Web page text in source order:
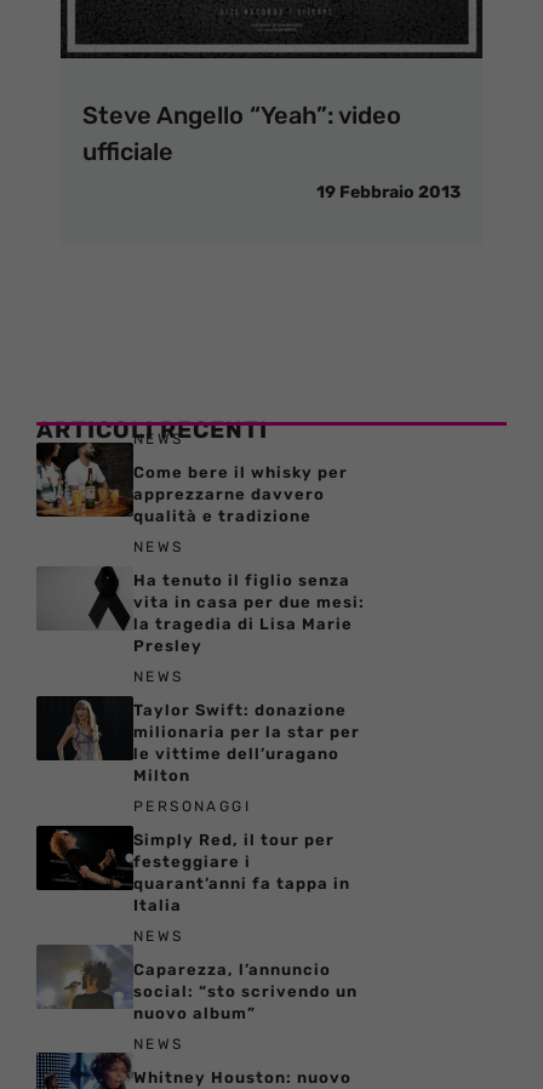
Steve Angello “Yeah”: video
ufficiale
19 Febbraio 2013
ARTICOLI RECENTI
NEWS
Come bere il whisky per
apprezzarne davvero
qualità e tradizione
NEWS
Ha tenuto il figlio senza
vita in casa per due mesi:
la tragedia di Lisa Marie
Presley
NEWS
Taylor Swift: donazione
milionaria per la star per
le vittime dell’uragano
Milton
PERSONAGGI
Simply Red, il tour per
festeggiare i
quarant’anni fa tappa in
Italia
NEWS
Caparezza, l’annuncio
social: “sto scrivendo un
nuovo album”
NEWS
Whitney Houston: nuovo